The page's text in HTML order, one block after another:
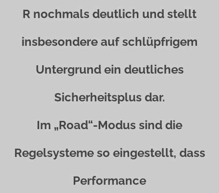
R nochmals deutlich und stellt
insbesondere auf schlüpfrigem
Untergrund ein deutliches
Sicherheitsplus dar.
Im „Road“-Modus sind die
Regelsysteme so eingestellt, dass
Performance